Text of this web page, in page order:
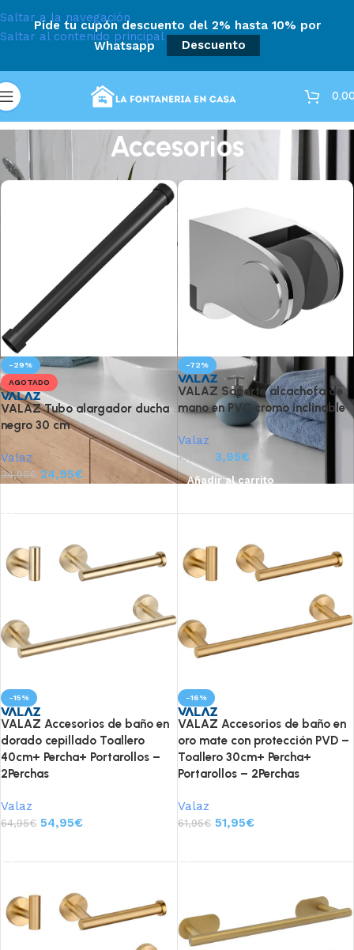
Saltar a la navegación
Saltar al contenido principal
Pide tu cupón descuento del 2% hasta 10% por
Whatsapp
Descuento
Accesorios
-29%
AGOTADO
VALAZ Tubo alargador ducha
negro 30 cm
Valaz
34,95€ 24,95€
-72%
VALAZ Soporte alcachofa de
mano en PVC cromo inclinable
Valaz
13,95 3,95€
Añadir al carrito
-15%
VALAZ Accesorios de baño en
dorado cepillado Toallero
40cm+ Percha+ Portarollos –
2Perchas
Valaz
64,95€ 54,95€
-16%
VALAZ Accesorios de baño en
oro mate con protección PVD –
Toallero 30cm+ Percha+
Portarollos – 2Perchas
Valaz
61,95€ 51,95€